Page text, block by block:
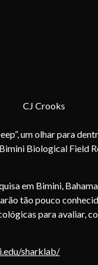
CJ Crooks
um olhar para
Biological Field
em Bimini,
tão pouco
para avaliar,
sharklab/